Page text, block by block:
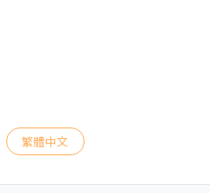
繁體中文